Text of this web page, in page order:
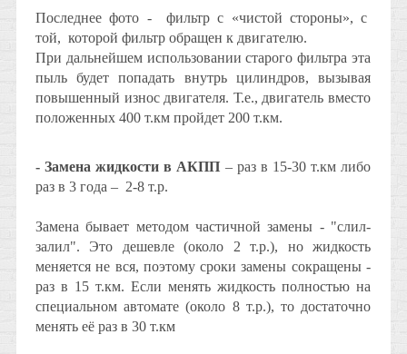
Последнее фото - фильтр с «чистой стороны», с
той, которой фильтр обращен к двигателю.
При дальнейшем использовании старого фильтра эта
пыль будет попадать внутрь цилиндров, вызывая
повышенный износ двигателя. Т.е., двигатель вместо
положенных 400 т.км пройдет 200 т.км.
- Замена жидкости в АКПП – раз в 15-30 т.км либо
раз в 3 года – 2-8 т.р.
Замена бывает методом частичной замены - "слил-
залил". Это дешевле (около 2 т.р.), но жидкость
меняется не вся, поэтому сроки замены сокращены -
раз в 15 т.км. Если менять жидкость полностью на
специальном автомате (около 8 т.р.), то достаточно
менять её раз в 30 т.км